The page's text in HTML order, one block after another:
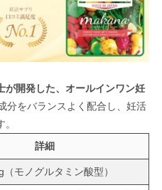
が開発した、オールインワン妊
分をバランスよく配合し、妊活
詳細
（モノグルタミン酸型）